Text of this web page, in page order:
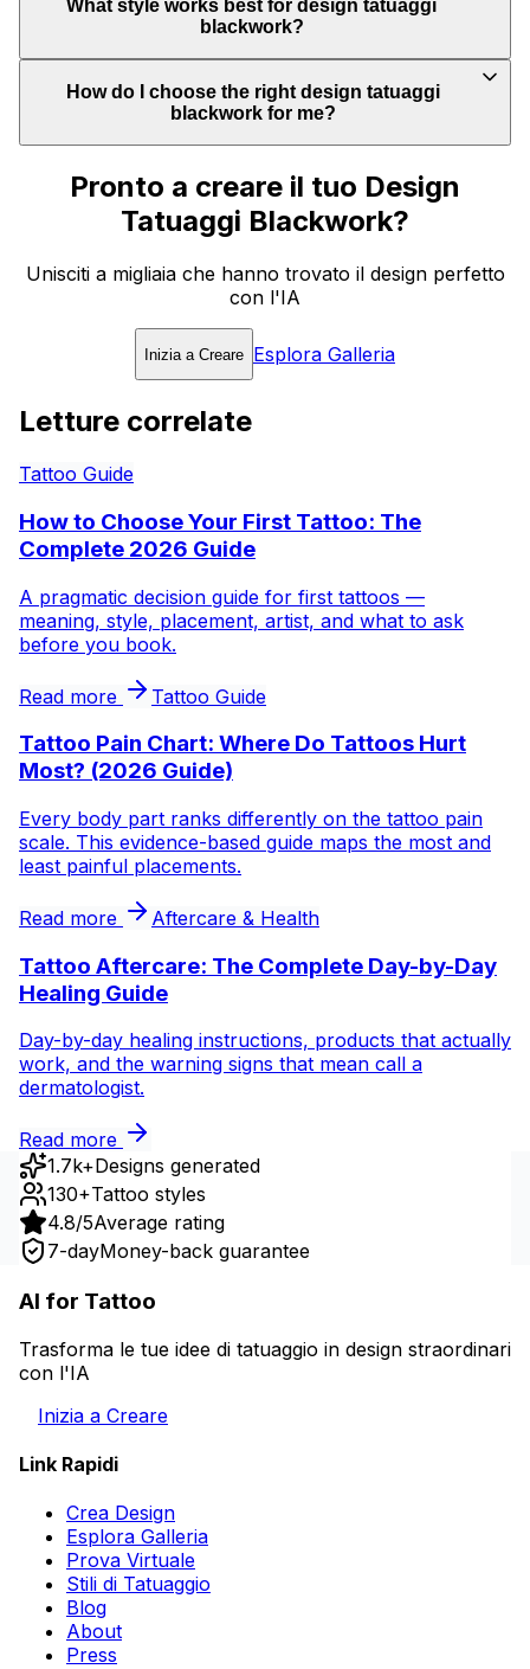
What style works best for design tatuaggi
blackwork?
How do I choose the right design tatuaggi
blackwork for me?
Pronto a creare il tuo Design
Tatuaggi Blackwork?
Unisciti a migliaia che hanno trovato il design perfetto
con l'IA
Inizia a Creare Esplora Galleria
Letture correlate
Tattoo Guide
How to Choose Your First Tattoo: The
Complete 2026 Guide
A pragmatic decision guide for first tattoos —
meaning, style, placement, artist, and what to ask
before you book.
Read more Tattoo Guide
Tattoo Pain Chart: Where Do Tattoos Hurt
Most? (2026 Guide)
Every body part ranks differently on the tattoo pain
scale. This evidence-based guide maps the most and
least painful placements.
Read more Aftercare & Health
Tattoo Aftercare: The Complete Day-by-Day
Healing Guide
Day-by-day healing instructions, products that actually
work, and the warning signs that mean call a
dermatologist.
Read more
1.7k+Designs generated
130+Tattoo styles
4.8/5Average rating
7-dayMoney-back guarantee
AI for Tattoo
Trasforma le tue idee di tatuaggio in design straordinari
con l'IA
Inizia a Creare
Link Rapidi
Crea Design
Esplora Galleria
Prova Virtuale
Stili di Tatuaggio
Blog
About
Press